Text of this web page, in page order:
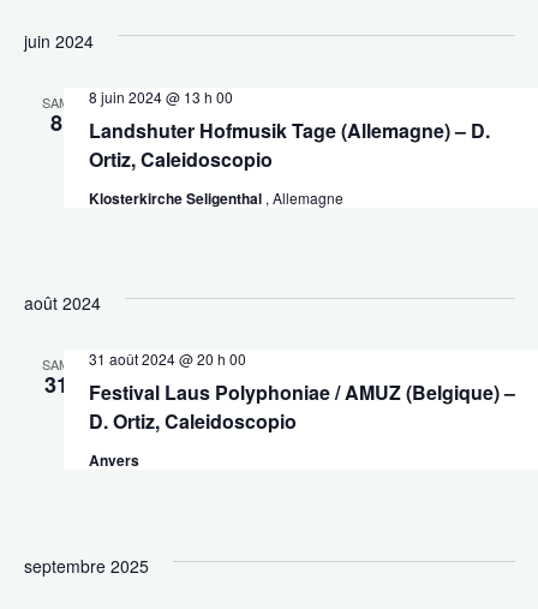
juin 2024
SAM
8
Landshuter Hofmusik Tage (Allemagne) – D.
Ortiz, Caleidoscopio
8 juin 2024 @ 13 h 00
Klosterkirche Seligenthal , Allemagne
août 2024
SAM
31
Festival Laus Polyphoniae / AMUZ (Belgique) –
D. Ortiz, Caleidoscopio
31 août 2024 @ 20 h 00
Anvers
septembre 2025